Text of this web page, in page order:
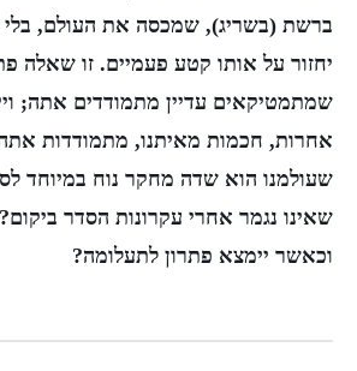
ברשת (בשריג), שמכסה את העולם, בלי
יחזור על אותו קטע פעמיים. זו שאלה
שמתמטיקאים עדיין מתמודדים אתה;
אחרות, חכמות מאיתנו, מתמודדות
שעולמנו הוא שדה מחקר נוח במיוחד
שאינו נגמר אחרי עקרונות הסדר
וכאשר יימצא פתרון לתעלומה?